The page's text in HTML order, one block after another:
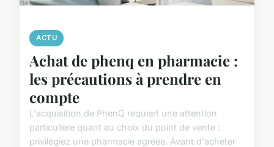
ACTU
Achat de phenq en pharmacie :
les précautions à prendre en
compte
L'acquisition de PhenQ requiert une attention
particulière quant au choix du point de vente :
privilégiez une pharmacie agréée. Avant d'acheter